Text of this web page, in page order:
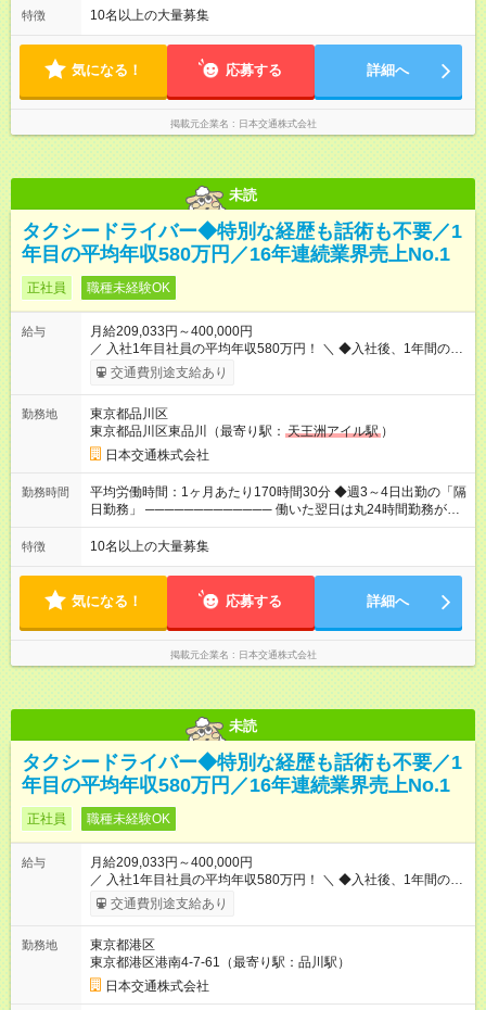
も！ 【試用期間】試用期間あり 試用期間の長さ：3ヶ月 雇用形
態、給与は本採用時と同じです。 試用期間中の労働条件は本採
用と同じです。
───────────── シフトは、15：00～翌10：00 ※月間労働
7.5h ※残業は基本的にありません 平均労働時間：1ヶ月あたり
170時間30分 ◆週3～4日出勤の「隔日勤務」
───────────── 働いた翌日は丸24時間勤務が入りませ
ん。 ◆最も稼ぎやすい時間帯で勤務 ───────────── シフ
トは、15：00～翌10：00 ※月間労働時間170.5h ※1回の乗務は
15.5h（休憩3h） ※研修中は実働時間7.5h ※残業は基本的にあり
特徴 10名以上の大量募集
気になる！ 応募する 詳細へ
掲載元企業名 日本交通株式会社
未読
タクシードライバー◆特別な経歴も話術も不要／1
年目の平均年収580万円／16年連続業界売上No.1
正社員 職種未経験OK
給与
月給209,033円～400,000円
／ 入社1年目社員の平均年収580万円！ ＼ ◆入社後、1年間の給
与保証あり！ ─────────────── 乗務にじっくりと慣れて
いただけるよう、売上に関係なく給与を保証します。保証額以
たします。 【入社1～3カ月目】月給40万円保証 【入社4～12カ
月目】月給35万円保証 【入社13カ月以降】月給20万9033円＋
歩合＋賞与年3回 ※上記には、一律支給の手当を含みます。
※「厚生労働省のタクシー運転者の最低賃金計算方法に基づ
く」 ◆業界最高水準の歩合率で還元！ ───────────────
売上の62%が歩合や賞与として還元されるため、頑張った分だ
も！ 【試用期間】試用期間あり 試用期間の長さ：3ヶ月 雇用形
態、給与は本採用時と同じです。 試用期間中の労働条件は本採
用と同じです。
交通費別途支給あり
勤務地
東京都品川区
東京都品川区東品川（最寄り駅： 天王洲アイル駅 ）
日本交通株式会社
勤務時間
平均労働時間：1ヶ月あたり170時間30分 ◆週3～4日出勤の「隔
日勤務」 ───────────── 働いた翌日は丸24時間勤務が入
りません。 ◆最も稼ぎやすい時間帯で勤務
───────────── シフトは、15：00～翌10：00 ※月間労働
7.5h ※残業は基本的にありません 平均労働時間：1ヶ月あたり
170時間30分 ◆週3～4日出勤の「隔日勤務」
───────────── 働いた翌日は丸24時間勤務が入りませ
ん。 ◆最も稼ぎやすい時間帯で勤務 ───────────── シフ
トは、15：00～翌10：00 ※月間労働時間170.5h ※1回の乗務は
15.5h（休憩3h） ※研修中は実働時間7.5h ※残業は基本的にあり
特徴 10名以上の大量募集
気になる！ 応募する 詳細へ
掲載元企業名 日本交通株式会社
未読
タクシードライバー◆特別な経歴も話術も不要／1
年目の平均年収580万円／16年連続業界売上No.1
正社員 職種未経験OK
給与
月給209,033円～400,000円
／ 入社1年目社員の平均年収580万円！ ＼ ◆入社後、1年間の給
与保証あり！ ─────────────── 乗務にじっくりと慣れて
いただけるよう、売上に関係なく給与を保証します。保証額以
たします。 【入社1～3カ月目】月給40万円保証 【入社4～12カ
月目】月給35万円保証 【入社13カ月以降】月給20万9033円＋
歩合＋賞与年3回 ※上記には、一律支給の手当を含みます。
※「厚生労働省のタクシー運転者の最低賃金計算方法に基づ
交通費別途支給あり
勤務地
東京都港区
東京都港区港南4-7-61（最寄り駅：品川駅）
日本交通株式会社